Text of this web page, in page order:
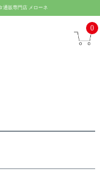
通販専門店 メローネ
0
ジト
ップ